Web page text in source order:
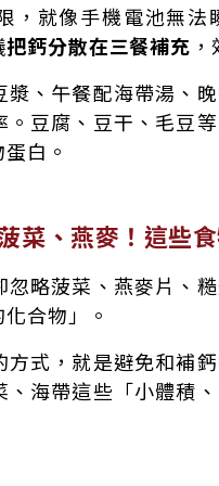
，就像手機電池無
把鈣分散在三餐補充
、午餐配海帶湯、
豆腐、豆干、毛豆
白。
菜、燕麥！這些
略菠菜、燕麥片、
合物」。
式，就是避免和補
海帶這些「小體積